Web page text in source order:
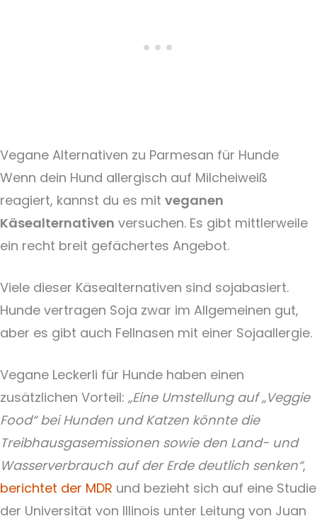
Vegane Alternativen zu Parmesan für Hunde
Wenn dein Hund allergisch auf Milcheiweiß
reagiert, kannst du es mit veganen
Käsealternativen versuchen. Es gibt mittlerweile
ein recht breit gefächertes Angebot.
Viele dieser Käsealternativen sind sojabasiert.
Hunde vertragen Soja zwar im Allgemeinen gut,
aber es gibt auch Fellnasen mit einer Sojaallergie.
Vegane Leckerli für Hunde haben einen
zusätzlichen Vorteil: „Eine Umstellung auf „Veggie
Food“ bei Hunden und Katzen könnte die
Treibhausgasemissionen sowie den Land- und
Wasserverbrauch auf der Erde deutlich senken“,
berichtet der MDR und bezieht sich auf eine Studie
der Universität von Illinois unter Leitung von Juan